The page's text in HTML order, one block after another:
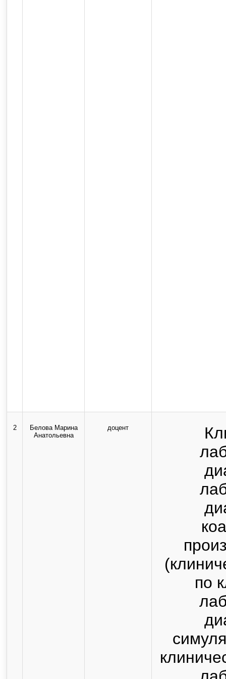
2
Белова Марина
Анатольевна
доцент
по